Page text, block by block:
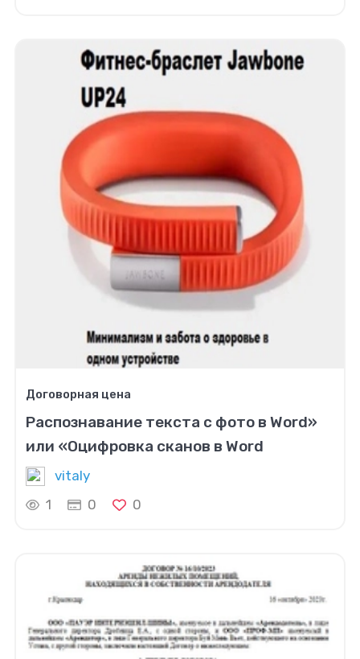
Договорная цена
Распознавание текста с фото в Word»
или «Оцифровка сканов в Word
vitaly
1
0 0